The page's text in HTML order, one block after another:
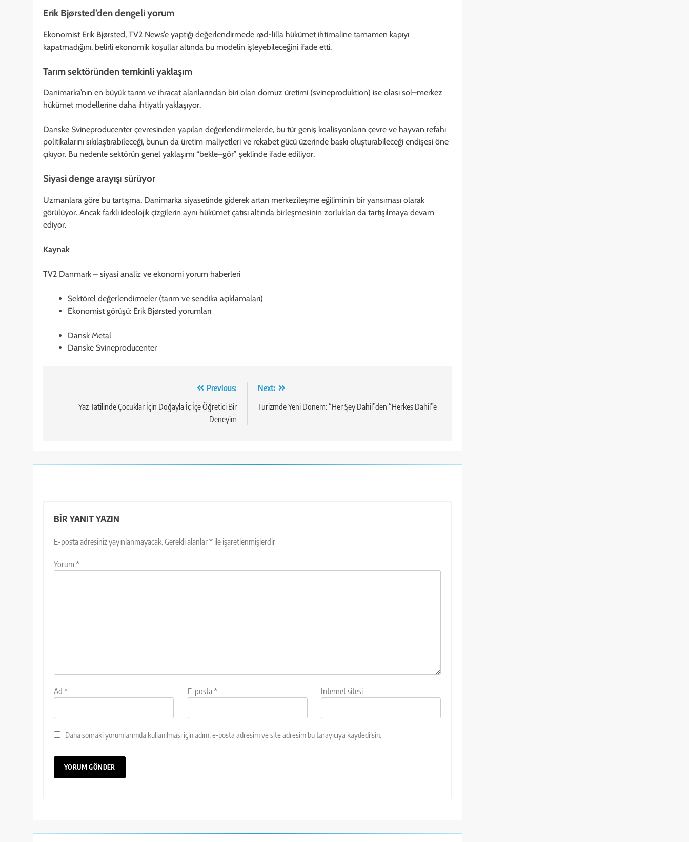
Erik Bjørsted’den dengeli yorum
Ekonomist Erik Bjørsted, TV2 News’e yaptığı değerlendirmede rød-lilla hükümet ihtimaline tamamen kapıyı
kapatmadığını, belirli ekonomik koşullar altında bu modelin işleyebileceğini ifade etti.
Tarım sektöründen temkinli yaklaşım
Danimarka’nın en büyük tarım ve ihracat alanlarından biri olan domuz üretimi (svineproduktion) ise olası sol–merkez
hükümet modellerine daha ihtiyatlı yaklaşıyor.
Danske Svineproducenter çevresinden yapılan değerlendirmelerde, bu tür geniş koalisyonların çevre ve hayvan refahı
politikalarını sıkılaştırabileceği, bunun da üretim maliyetleri ve rekabet gücü üzerinde baskı oluşturabileceği endişesi öne
çıkıyor. Bu nedenle sektörün genel yaklaşımı “bekle–gör” şeklinde ifade ediliyor.
Siyasi denge arayışı sürüyor
Uzmanlara göre bu tartışma, Danimarka siyasetinde giderek artan merkezileşme eğiliminin bir yansıması olarak
görülüyor. Ancak farklı ideolojik çizgilerin aynı hükümet çatısı altında birleşmesinin zorlukları da tartışılmaya devam
ediyor.
Kaynak
TV2 Danmark – siyasi analiz ve ekonomi yorum haberleri
Sektörel değerlendirmeler (tarım ve sendika açıklamaları)
Ekonomist görüşü: Erik Bjørsted yorumları
Dansk Metal
Danske Svineproducenter
gezinmesi
Previous:
Yaz Tatilinde Çocuklar İçin Doğayla İç İçe Öğretici Bir
Deneyim
Next:
Turizmde Yeni Dönem: “Her Şey Dahil”den “Herkes Dahil”e
BIR YANIT YAZIN
E-posta adresiniz yayınlanmayacak.Gerekli alanlar* ile işaretlenmişlerdir
Yorum *
Ad * E-posta* İnternet sitesi
Daha sonraki yorumlarımda kullanılması için adım, e-posta adresim ve site adresim bu tarayıcıya kaydedilsin.